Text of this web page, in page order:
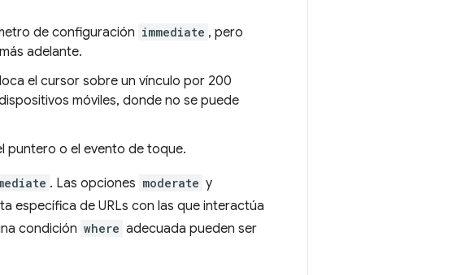
de configuración immediate , pero
más adelante.
el cursor sobre un vínculo por 200
móviles, donde no se puede
puntero o el evento de toque.
. Las opciones moderate y
específica de URLs con las que interactúa
condición where adecuada pueden ser